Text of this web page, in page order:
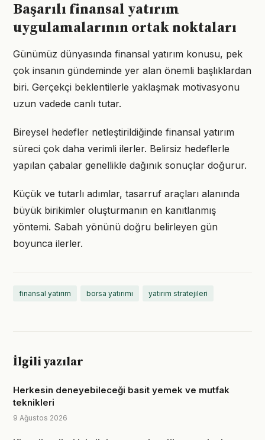
Başarılı finansal yatırım
uygulamalarının ortak noktaları
Günümüz dünyasında finansal yatırım konusu, pek
çok insanın gündeminde yer alan önemli başlıklardan
biri. Gerçekçi beklentilerle yaklaşmak motivasyonu
uzun vadede canlı tutar.
Bireysel hedefler netleştirildiğinde finansal yatırım
süreci çok daha verimli ilerler. Belirsiz hedeflerle
yapılan çabalar genellikle dağınık sonuçlar doğurur.
Küçük ve tutarlı adımlar, tasarruf araçları alanında
büyük birikimler oluşturmanın en kanıtlanmış
yöntemi. Sabah yönünü doğru belirleyen gün
boyunca ilerler.
finansal yatırım borsa yatırımı yatırım stratejileri
İlgili yazılar
Herkesin deneyebileceği basit yemek ve mutfak
teknikleri
9 Ağustos 2026